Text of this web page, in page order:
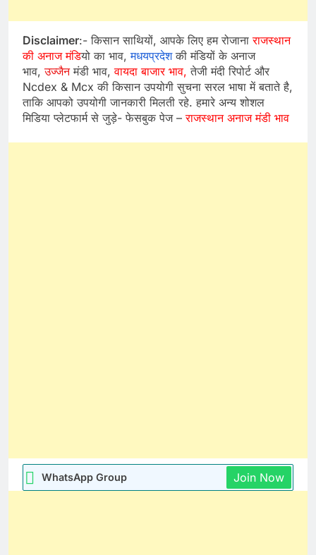
Disclaimer:- किसान साथियों, आपके लिए हम रोजानाराजस्थान
की अनाज मंडियो का भाव,मधयप्रदेशकी मंडियों के अनाज
भाव,उज्जैनमंडी भाव, वायदा बाजार भाव, तेजी मंदी रिपोर्ट और
Ncdex & Mcx की किसान उपयोगी सुचना सरल भाषा में बताते है,
ताकि आपको उपयोगी जानकारी मिलती रहे. हमारे अन्य शोशल
मिडिया प्लेटफार्म से जुड़े- फेसबुक पेज –राजस्थान अनाज मंडी भाव
WhatsApp Group Join Now